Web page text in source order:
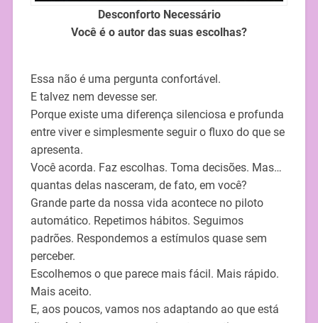
Desconforto Necessário
Você é o autor das suas escolhas?
Essa não é uma pergunta confortável.
E talvez nem devesse ser.
Porque existe uma diferença silenciosa e profunda
entre viver e simplesmente seguir o fluxo do que se
apresenta.
Você acorda. Faz escolhas. Toma decisões. Mas…
quantas delas nasceram, de fato, em você?
Grande parte da nossa vida acontece no piloto
automático. Repetimos hábitos. Seguimos
padrões. Respondemos a estímulos quase sem
perceber.
Escolhemos o que parece mais fácil. Mais rápido.
Mais aceito.
E, aos poucos, vamos nos adaptando ao que está